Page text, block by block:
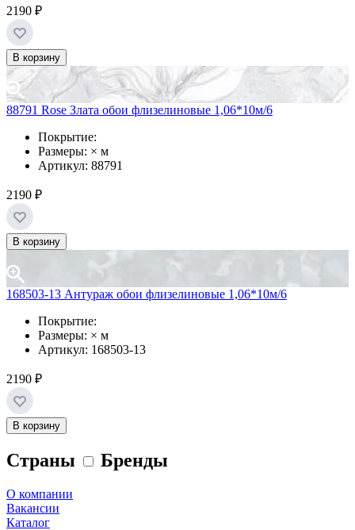
2190 ₽
В корзину
88791 Rose Злата обои флизелиновые 1,06*10м/6
Покрытие:
Размеры: × м
Артикул: 88791
2190 ₽
В корзину
168503-13 Антураж обои флизелиновые 1,06*10м/6
Покрытие:
Размеры: × м
Артикул: 168503-13
2190 ₽
В корзину
Страны Бренды
О компании
Вакансии
Каталог